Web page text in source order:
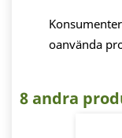
oanvända
8 andra